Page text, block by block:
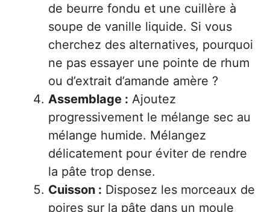
de beurre fondu et une cuillère à
soupe de vanille liquide. Si vous
cherchez des alternatives, pourquoi
ne pas essayer une pointe de rhum
ou d’extrait d’amande amère ?
Assemblage : Ajoutez
progressivement le mélange sec au
mélange humide. Mélangez
délicatement pour éviter de rendre
la pâte trop dense.
Cuisson : Disposez les morceaux de
poires sur la pâte dans un moule